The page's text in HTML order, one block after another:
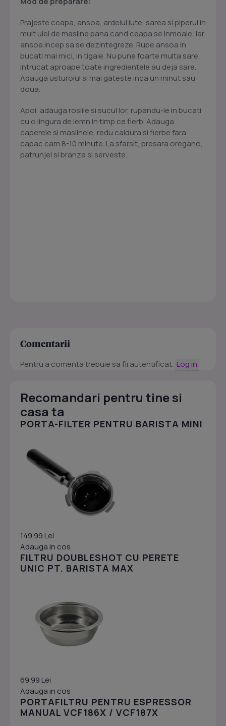
Prajeste ceapa, ansoa, ardeiul iute, sarea si piperul in
mult ulei de masline pana cand ceapa se inmoaie, iar
ansoa incep sa se dezintegreze. Rupe ansoa in
bucati mai mici, in tigaie. Nu pune foarte multa sare,
intrucat aproape toate ingredientele au deja sare.
Adauga usturoiul si mai gateste inca un minut sau
doua.
Apoi, adauga rosiile si sucul lor, rupandu-le in bucati
cu o lingura de lemn in timp ce fierb. Adauga
caperele si maslinele, redu caldura si fierbe fara
capac cam 8-10 minute. La sfarsit, presara oregano,
patrunjel si branza si serveste.
Comentarii
Pentru a comenta trebuie sa fii autentificat. Log in
Recomandari pentru tine si
casa ta
PORTA-FILTER PENTRU BARISTA MINI
149.99 Lei
Adauga in cos
FILTRU DOUBLESHOT CU PERETE
UNIC PT. BARISTA MAX
69.99 Lei
Adauga in cos
PORTAFILTRU PENTRU ESPRESSOR
MANUAL VCF186X / VCF187X